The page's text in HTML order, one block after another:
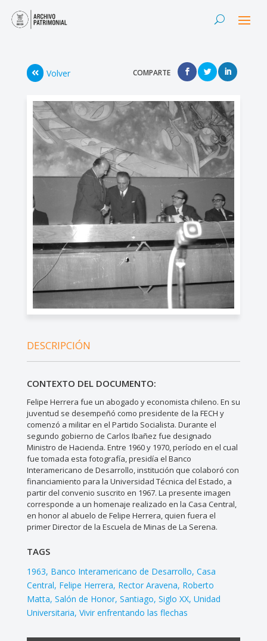
Volver COMPARTE
DESCRIPCIÓN
CONTEXTO DEL DOCUMENTO:
Felipe Herrera fue un abogado y economista chileno. En su
juventud se desempeñó como presidente de la FECH y
comenzó a militar en el Partido Socialista. Durante el
segundo gobierno de Carlos Ibañez fue designado
Ministro de Hacienda. Entre 1960 y 1970, período en el cual
fue tomada esta fotografía, presidía el Banco
Interamericano de Desarrollo, institución que colaboró con
financiamiento para la Universidad Técnica del Estado, a
partir del convenio suscrito en 1967. La presente imagen
corresponde a un homenaje realizado en la Casa Central,
en honor al abuelo de Felipe Herrera, quien fuera el
primer Director de la Escuela de Minas de La Serena.
TAGS
1963 Banco Interamericano de Desarrollo Casa
Central Felipe Herrera Rector Aravena Roberto
Matta Salón de Honor Santiago Siglo XX Unidad
Universitaria Vivir enfrentando las flechas